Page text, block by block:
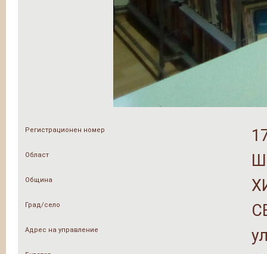
Регистрационен номер
Област
Община
Град/село
Адрес на управление